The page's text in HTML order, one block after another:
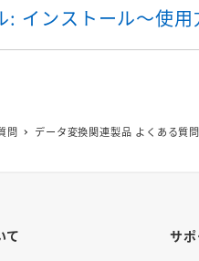
: インストール～使用
問 データ変換関連製品 よくある質問
て サポ